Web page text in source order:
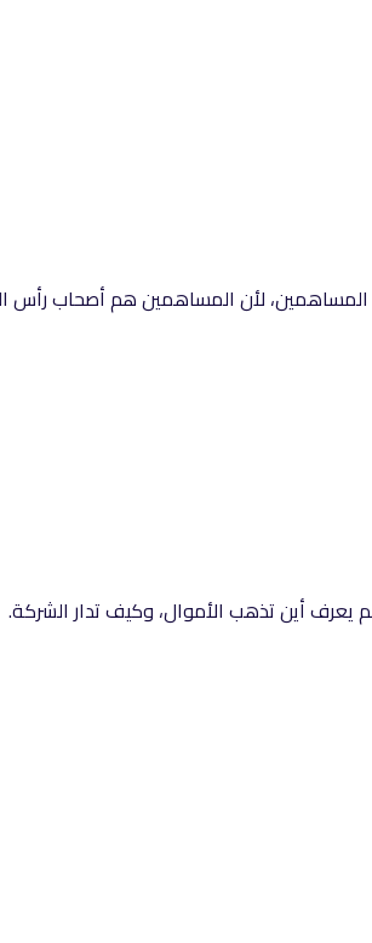
لأن المساهمين هم أصحاب رأس
يعرف أين تذهب الأموال، وكيف تدار الشركة.